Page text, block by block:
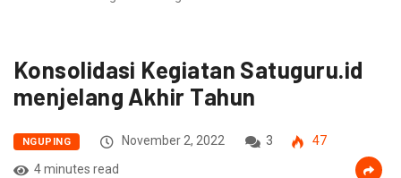
Konsolidasi Kegiatan Satuguru.id
menjelang Akhir Tahun
NGUPING November 2, 2022 3
47
4 minutes read